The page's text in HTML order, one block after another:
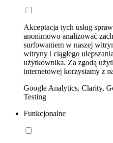
Akceptacja tych usług
anonimowo analizować
surfowaniem w naszej
witryny i ciągłego
użytkownika. Za zgodą
internetowej korzystamy z
Google Analytics, Clarity,
Testing
Funkcjonalne